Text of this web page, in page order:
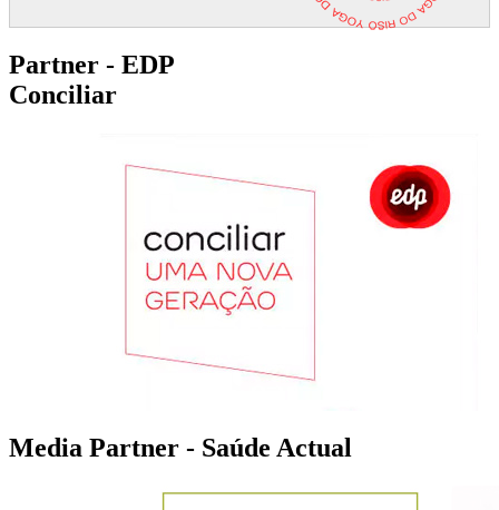
Partner - EDP
Conciliar
Media Partner - Saúde Actual